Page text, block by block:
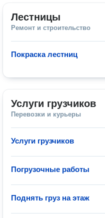
Лестницы
Ремонт и строительство
Покраска лестниц
Услуги грузчиков
Перевозки и курьеры
Услуги грузчиков
Погрузочные работы
Поднять груз на этаж